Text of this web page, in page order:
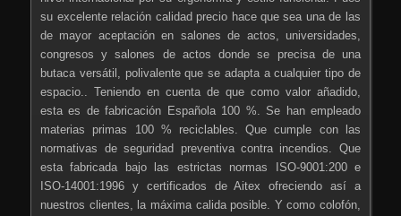
su excelente relación calidad precio hace que sea una de las
de mayor aceptación en salones de actos, universidades,
congresos y salones de actos donde se precisa de una
butaca versátil, polivalente que se adapta a cualquier tipo de
espacio.. Teniendo en cuenta de que como valor añadido,
esta es de fabricación Española 100 %. Se han empleado
materias primas 100 % reciclables. Que cumple con las
normativas de seguridad preventiva contra incendios. Que
esta fabricada bajo las estrictas normas ISO-9001:200 e
ISO-14001:1996 y certificados de Aitex ofreciendo así a
nuestros clientes, la máxima calida posible. Y como colofón,